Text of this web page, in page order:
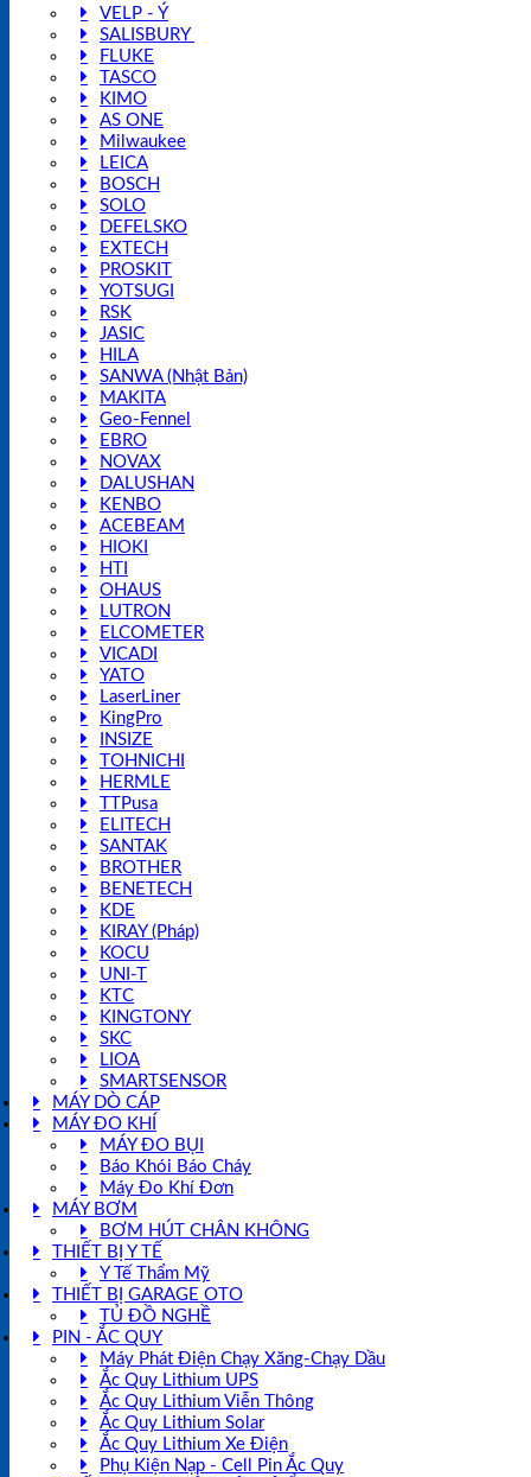
VELP - Ý
SALISBURY
FLUKE
TASCO
KIMO
AS ONE
Milwaukee
LEICA
BOSCH
SOLO
DEFELSKO
EXTECH
PROSKIT
YOTSUGI
RSK
JASIC
HILA
SANWA (Nhật Bản)
MAKITA
Geo-Fennel
EBRO
NOVAX
DALUSHAN
KENBO
ACEBEAM
HIOKI
HTI
OHAUS
LUTRON
ELCOMETER
VICADI
YATO
LaserLiner
KingPro
INSIZE
TOHNICHI
HERMLE
TTPusa
ELITECH
SANTAK
BROTHER
BENETECH
KDE
KIRAY (Pháp)
KOCU
UNI-T
KTC
KINGTONY
SKC
LIOA
SMARTSENSOR
MÁY DÒ CÁP
MÁY ĐO KHÍ
MÁY ĐO BỤI
Báo Khói Báo Cháy
Máy Đo Khí Đơn
MÁY BƠM
BƠM HÚT CHÂN KHÔNG
THIẾT BỊ Y TẾ
Y Tế Thẩm Mỹ
THIẾT BỊ GARAGE OTO
TỦ ĐỒ NGHỀ
PIN - ẮC QUY
Máy Phát Điện Chạy Xăng-Chạy Dầu
Ắc Quy Lithium UPS
Ắc Quy Lithium Viễn Thông
Ắc Quy Lithium Solar
Ắc Quy Lithium Xe Điện
Phụ Kiện Nạp - Cell Pin Ắc Quy